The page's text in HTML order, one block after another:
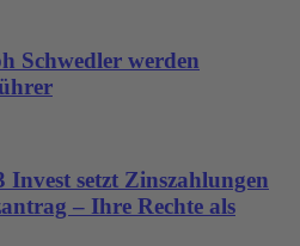
Schwedler werden
setzt Zinszahlungen
– Ihre Rechte als